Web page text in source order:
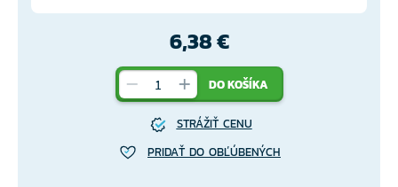
6,38 €
DO KOŠÍKA
STRÁŽIŤ CENU
PRIDAŤ DO OBĽÚBENÝCH